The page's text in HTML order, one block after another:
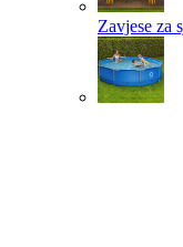
Zavjese za